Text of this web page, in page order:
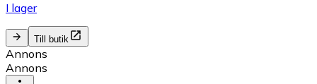
I lager
Till butik
Annons
Annons